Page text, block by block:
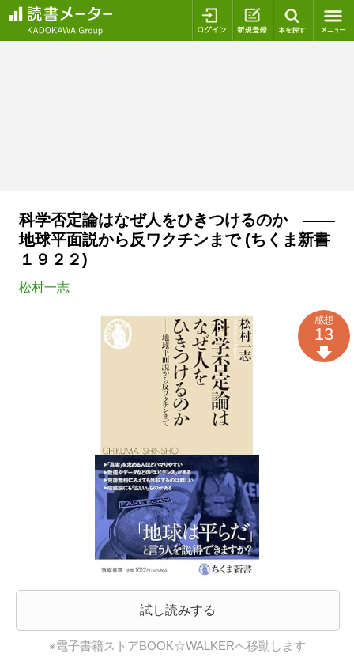
ログイン 新規登録
科学否定論はなぜ人をひきつけるのか ――
地球平面説から反ワクチンまで (ちくま新書
１９２２)
松村一志
試し読みする
※電子書籍ストアBOOK☆WALKERへ移動します
感想
13